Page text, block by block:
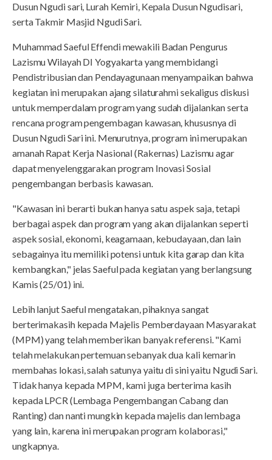
Dusun Ngudi sari, Lurah Kemiri, Kepala Dusun Ngudisari,
serta Takmir Masjid Ngudi Sari.
Muhammad Saeful Effendi mewakili Badan Pengurus
Lazismu Wilayah DI Yogyakarta yang membidangi
Pendistribusian dan Pendayagunaan menyampaikan bahwa
kegiatan ini merupakan ajang silaturahmi sekaligus diskusi
untuk memperdalam program yang sudah dijalankan serta
rencana program pengembagan kawasan, khususnya di
Dusun Ngudi Sari ini. Menurutnya, program ini merupakan
amanah Rapat Kerja Nasional (Rakernas) Lazismu agar
dapat menyelenggarakan program Inovasi Sosial
pengembangan berbasis kawasan.
"Kawasan ini berarti bukan hanya satu aspek saja, tetapi
berbagai aspek dan program yang akan dijalankan seperti
aspek sosial, ekonomi, keagamaan, kebudayaan, dan lain
sebagainya itu memiliki potensi untuk kita garap dan kita
kembangkan," jelas Saeful pada kegiatan yang berlangsung
Kamis (25/01) ini.
Lebih lanjut Saeful mengatakan, pihaknya sangat
berterimakasih kepada Majelis Pemberdayaan Masyarakat
(MPM) yang telah memberikan banyak referensi. "Kami
telah melakukan pertemuan sebanyak dua kali kemarin
membahas lokasi, salah satunya yaitu di sini yaitu Ngudi Sari.
Tidak hanya kepada MPM, kami juga berterima kasih
kepada LPCR (Lembaga Pengembangan Cabang dan
Ranting) dan nanti mungkin kepada majelis dan lembaga
yang lain, karena ini merupakan program kolaborasi,"
ungkapnya.